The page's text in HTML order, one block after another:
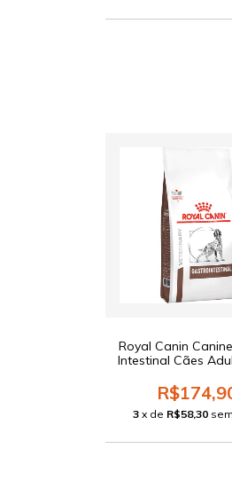
Royal Canin
Intestinal Cães
3 x de R$58,30